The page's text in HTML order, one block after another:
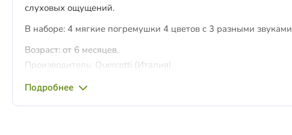
слуховых ощущений.
В наборе: 4 мягкие погремушки 4 цветов с 3 разными звуками
Возраст: от 6 месяцев.
Производитель: Quercetti (Италия).
Подробнее